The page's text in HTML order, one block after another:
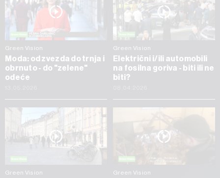
Green Vision
Moda: od zvezda do trnja i
obrnuto - do "zelene"
odeće
Green Vision
Električni i/ili automobili
na fosilna goriva - biti ili ne
biti?
Green Vision Green Vision